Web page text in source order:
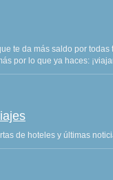
te da más saldo por todas
por lo que ya haces:
de hoteles y últimas